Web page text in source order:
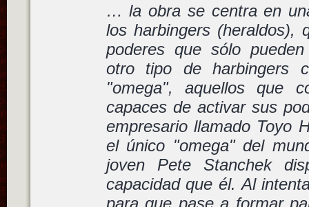
… la obra se centra en
los harbingers (heraldos),
poderes que sólo
otro tipo de harbingers
"omega", aquellos que
capaces de activar sus
empresario llamado Toyo
el único "omega" del
joven Pete Stanchek
capacidad que él. Al
para que pase a formar